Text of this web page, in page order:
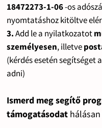
18472273-1-06-os
nyomtatáshoz kitöltve
3.Add le a nyilatkozatot
személyesen, illetve
(kérdés esetén segítséget
adni)
Ismerd meg segítő
támogatásodat